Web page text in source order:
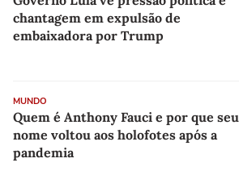
chantagem em expulsão de
embaixadora por Trump
MUNDO
Quem é Anthony Fauci e por que seu
nome voltou aos holofotes após a
pandemia